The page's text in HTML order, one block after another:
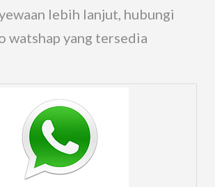
lebih lanjut, hubungi
watshap yang tersedia